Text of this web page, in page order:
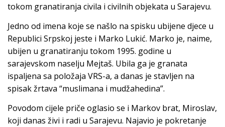
tokom granatiranja civila i civilnih objekata u Sarajevu.
Jedno od imena koje se našlo na spisku ubijene djece u
Republici Srpskoj jeste i Marko Lukić. Marko je, naime,
ubijen u granatiranju tokom 1995. godine u
sarajevskom naselju Mejtaš. Ubila ga je granata
ispaljena sa položaja VRS-a, a danas je stavljen na
spisak žrtava “muslimana i mudžahedina”.
Povodom cijele priče oglasio se i Markov brat, Miroslav,
koji danas živi i radi u Sarajevu. Najavio je pokretanje